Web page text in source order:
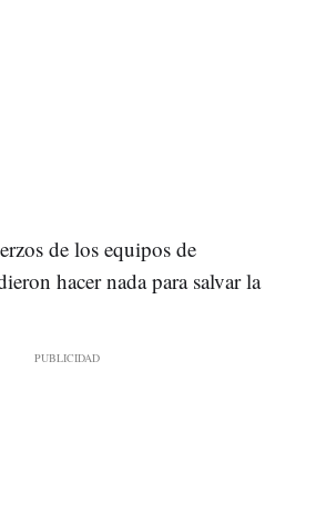
de los equipos de
hacer nada para salvar la